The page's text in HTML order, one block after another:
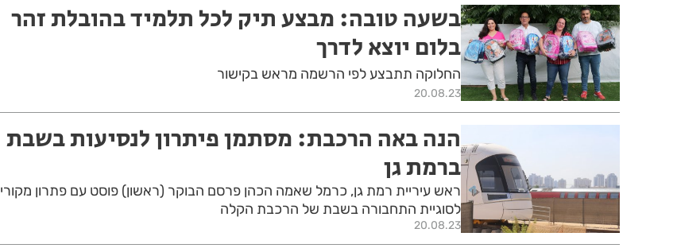
בשעה טובה: מבצע תיק לכל תלמיד בהובלת זהר
בלום יוצא לדרך
החלוקה תתבצע לפי הרשמה מראש בקישור
20.08.23
הנה באה הרכבת: מסתמן פיתרון לנסיעות בשבת
ברמת גן
ראש עיריית רמת גן, כרמל שאמה הכהן פרסם הבוקר (ראשון) פוסט עם פתרון מקורי
לסוגיית התחבורה בשבת של הרכבת הקלה
20.08.23